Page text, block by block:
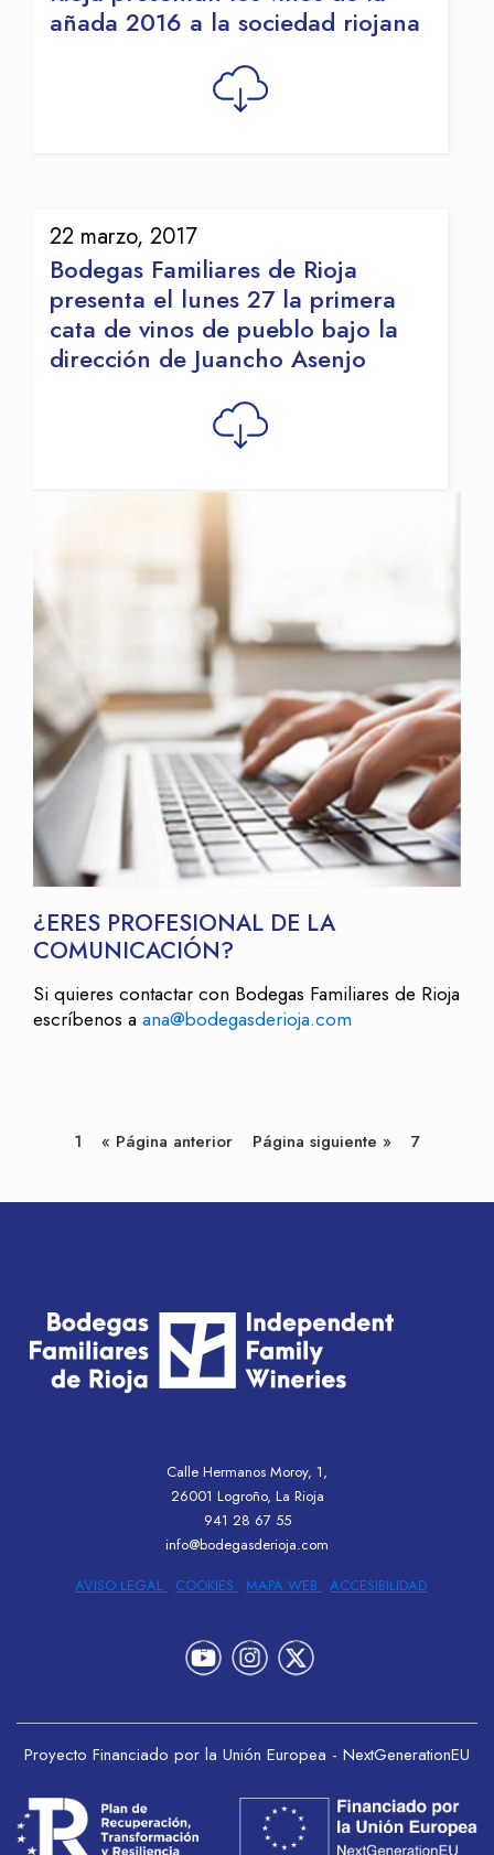
añada 2016 a la sociedad riojana
22 marzo, 2017
Bodegas Familiares de Rioja
presenta el lunes 27 la primera
cata de vinos de pueblo bajo la
dirección de Juancho Asenjo
¿ERES PROFESIONAL DE LA
COMUNICACIÓN?
Si quieres contactar con Bodegas Familiares de Rioja
escríbenos a ana@bodegasderioja.com
1 « Página anterior Página siguiente » 7
Calle Hermanos Moroy, 1,
26001 Logroño, La Rioja
941 28 67 55
info@bodegasderioja.com
AVISO LEGAL
COOKIES MAPA WEB ACCESIBILIDAD
Proyecto Financiado por la Unión Europea - NextGenerationEU